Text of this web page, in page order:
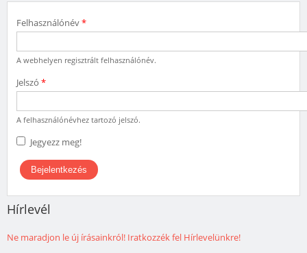
Felhasználónév*
A webhelyen regisztrált felhasználónév.
Jelszó *
A felhasználónévhez tartozó jelszó.
Jegyezz meg!
Hírlevél
Ne maradjon le új írásainkról! Iratkozzék fel Hírlevelünkre!